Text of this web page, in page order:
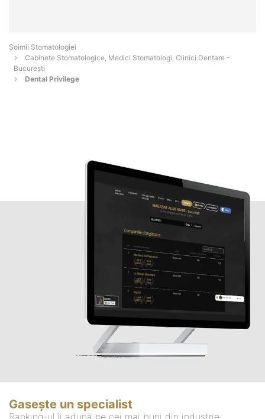
Șoimii Stomatologiei
Cabinete Stomatologice, Medici Stomatologi, Clinici Dentare -
Bucureşti
Dental Privilege
Gasește un specialist